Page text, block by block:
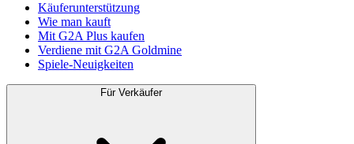
Käuferunterstützung
Wie man kauft
Mit G2A Plus kaufen
Verdiene mit G2A Goldmine
Spiele-Neuigkeiten
Für Verkäufer